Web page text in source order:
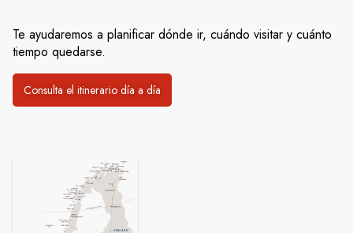
Te ayudaremos a planificar dónde ir, cuándo visitar y cuánto
tiempo quedarse.
Consulta el itinerario día a día